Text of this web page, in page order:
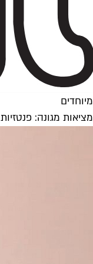
מיוחדים
מציאות מגונה: